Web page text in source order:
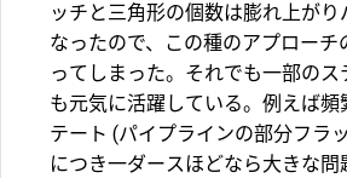
ッチと三角形の個数は膨れ上がり
なったので、この種のアプローチ
ってしまった。それでも一部の
も元気に活躍している。例えば
テート (パイプラインの部分フラ
につき一ダースほどなら大きな問